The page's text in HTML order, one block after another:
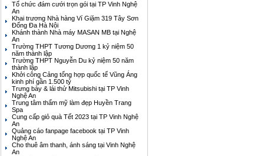
Tổ chức đám cưới trọn gói tại TP Vinh Nghệ
An
Khai trương Nhà hàng Ví Giặm 319 Tây Sơn
Đống Đa Hà Nội
Khánh thành Nhà máy MASAN MB tại Nghệ
An
Trường THPT Tương Dương 1 kỷ niệm 50
năm thành lập
Trường THPT Nguyễn Du kỷ niệm 50 năm
thành lập
Khởi công Cảng tổng hợp quốc tế Vũng Áng
kinh phí gần 1.500 tỷ
Trưng bày & lái thử Mitsubishi tại TP Vinh
Nghệ An
Trung tâm thẩm mỹ làm đẹp Huyền Trang
Spa
Cung cấp giỏ quà Tết 2023 tại TP Vinh Nghệ
An
Quảng cáo fanpage facebook tại TP Vinh
Nghệ An
Cho thuê âm thanh, ánh sáng tại Vinh Nghệ
An